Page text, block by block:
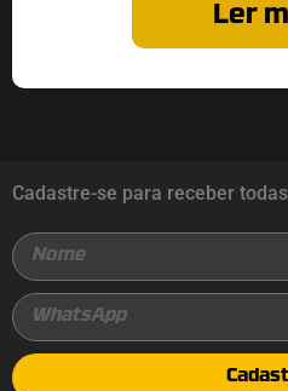
Ler
Cadastre-se para receber